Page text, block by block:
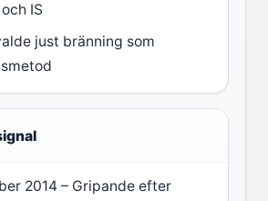
IS
just bränning som
2014 – Gripande efter